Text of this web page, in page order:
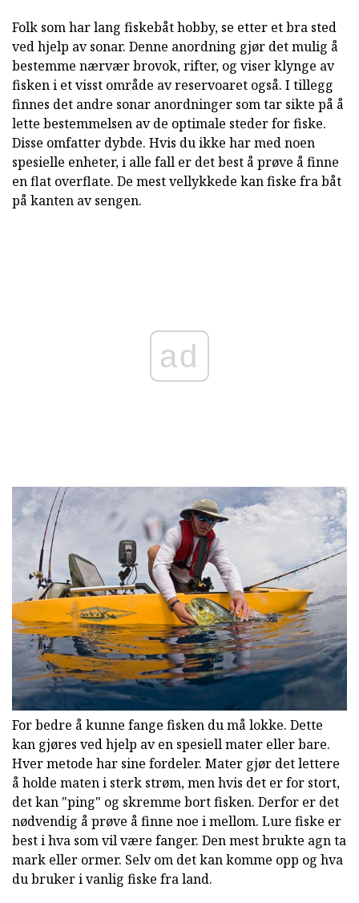
Folk som har lang fiskebåt hobby, se etter et bra sted
ved hjelp av sonar. Denne anordning gjør det mulig å
bestemme nærvær brovok, rifter, og viser klynge av
fisken i et visst område av reservoaret også. I tillegg
finnes det andre sonar anordninger som tar sikte på å
lette bestemmelsen av de optimale steder for fiske.
Disse omfatter dybde. Hvis du ikke har med noen
spesielle enheter, i alle fall er det best å prøve å finne
en flat overflate. De mest vellykkede kan fiske fra båt
på kanten av sengen.
ad
For bedre å kunne fange fisken du må lokke. Dette
kan gjøres ved hjelp av en spesiell mater eller bare.
Hver metode har sine fordeler. Mater gjør det lettere
å holde maten i sterk strøm, men hvis det er for stort,
det kan "ping" og skremme bort fisken. Derfor er det
nødvendig å prøve å finne noe i mellom. Lure fiske er
best i hva som vil være fanger. Den mest brukte agn ta
mark eller ormer. Selv om det kan komme opp og hva
du bruker i vanlig fiske fra land.